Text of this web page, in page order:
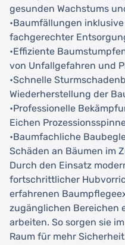
gesunden Wachstums
•Baumfällungen
fachgerechter
•Effiziente
von Unfallgefahren und
•Schnelle
Wiederherstellung der
•Professionelle
Eichen
•Baumfachliche
Schäden an Bäumen im
Durch den Einsatz
fortschrittlicher
erfahrenen
zugänglichen Bereichen
arbeiten. So sorgen sie
Raum für mehr